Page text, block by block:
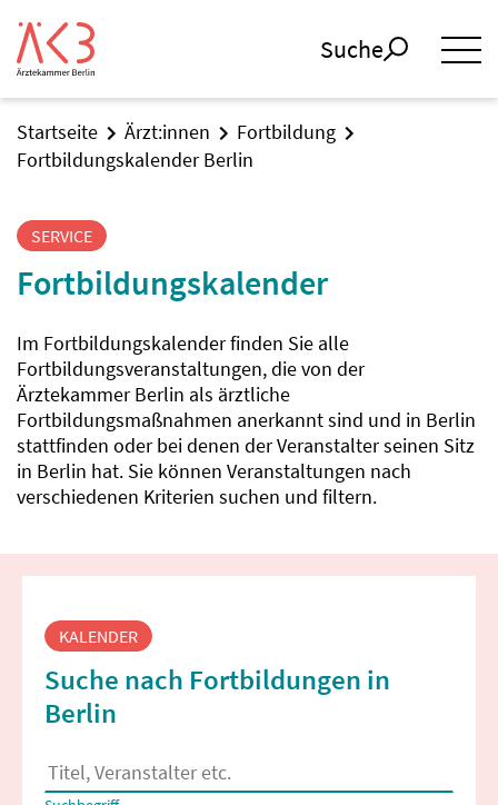
Suche
Startseite Ärzt:innen
Fortbildung
Fortbildungskalender Berlin
SERVICE
Fortbildungskalender
Im Fortbildungskalender finden Sie alle
Fortbildungsveranstaltungen, die von der
Ärztekammer Berlin als ärztliche
Fortbildungsmaßnahmen anerkannt sind und in Berlin
stattfinden oder bei denen der Veranstalter seinen Sitz
in Berlin hat. Sie können Veranstaltungen nach
verschiedenen Kriterien suchen und filtern.
Fortbildungssuche
KALENDER
Suche nach Fortbildungen in
Berlin